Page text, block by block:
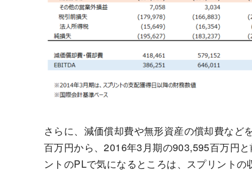
さらに、減価償却費や無形資産の償却費な
百万円から、2016年3月期の903,595百万円
ントのPLで気になるところは、スプリント